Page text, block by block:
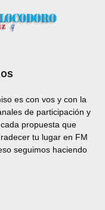
es con vos y con la
de participación y
propuesta que
tu lugar en FM
seguimos haciendo